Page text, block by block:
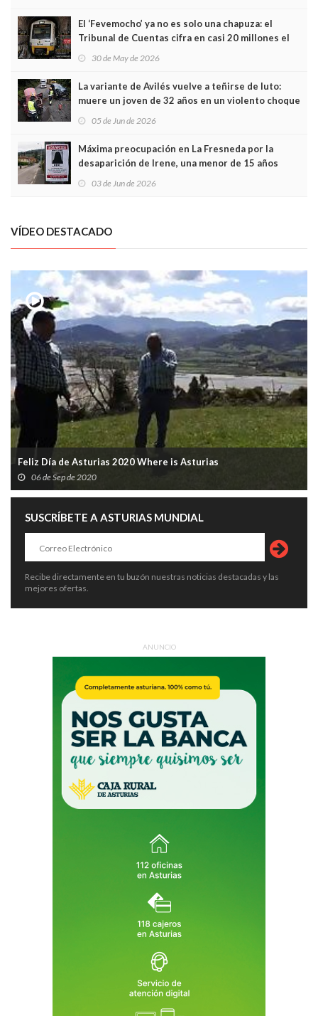
El ‘Fevemocho’ ya no es solo una chapuza: el
Tribunal de Cuentas cifra en casi 20 millones el
30 de May de 2026
La variante de Avilés vuelve a teñirse de luto:
muere un joven de 32 años en un violento choque
05 de Jun de 2026
Máxima preocupación en La Fresneda por la
desaparición de Irene, una menor de 15 años
03 de Jun de 2026
VÍDEO DESTACADO
Feliz Día de Asturias 2020 Where is Asturias
06 de Sep de 2020
SUSCRÍBETE A ASTURIAS MUNDIAL
Recibe directamente en tu buzón nuestras noticias destacadas y las
mejores ofertas.
ANUNCIO